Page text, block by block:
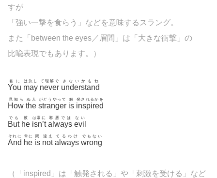
すが
「強い一撃を食らう」などを意味するスラング。
また「between the eyes／眉間」は「大きな衝撃」の
比喩表現でもあります。）
You
君に
may
は決し
never
て理解で
understand
きないかもね
How
見知ら
the
ぬ人
stranger
がどうやって
is
触
inspired
発されるかを
But
でも
he
彼
isn’t
は常に
always
邪悪では
evil
ない
And
それに
he
常に
is
間
not
違え
always
てるわけ
wrong
でもない
（「inspired」は「触発される」や「刺激を受ける」など